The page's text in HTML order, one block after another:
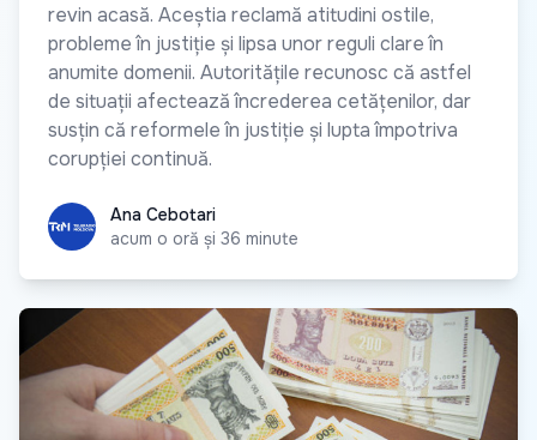
revin acasă. Aceștia reclamă atitudini ostile,
probleme în justiție și lipsa unor reguli clare în
anumite domenii. Autoritățile recunosc că astfel
de situații afectează încrederea cetățenilor, dar
susțin că reformele în justiție și lupta împotriva
corupției continuă.
Ana CebotariAna Cebotari
acum o oră și 36 minute